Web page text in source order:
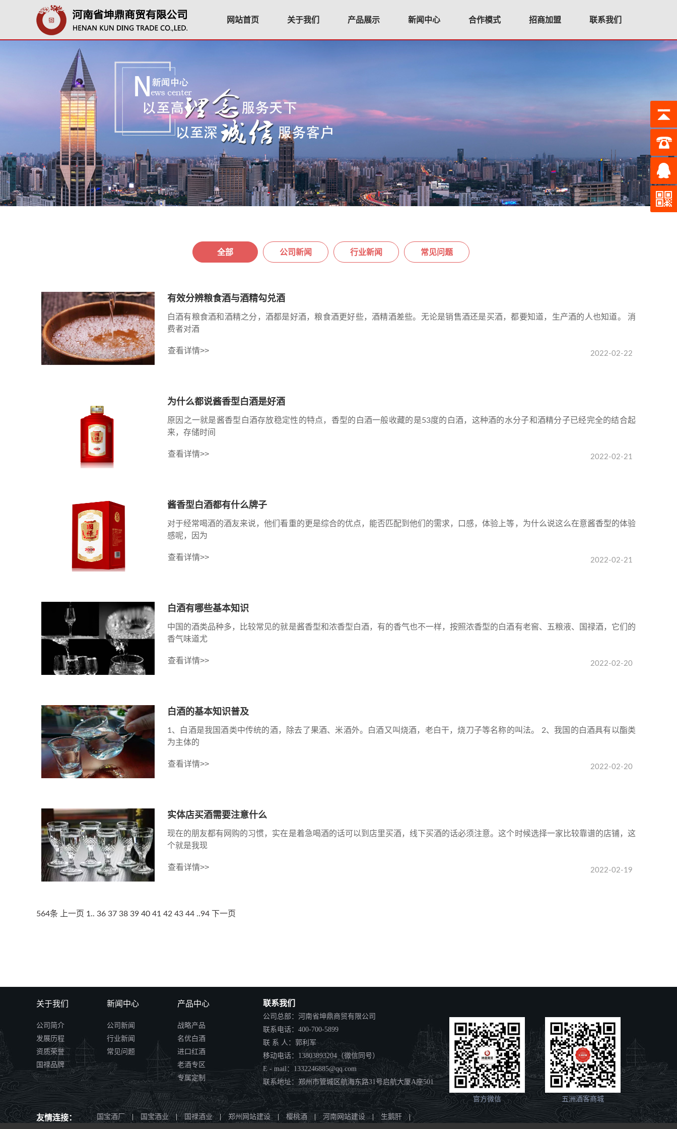
网站首页 关于我们 产品展示 新闻中心 合作模式 招商加盟 联系我们
全部 公司新闻 行业新闻 常见问题
有效分辨粮食酒与酒精勾兑酒
白酒有粮食酒和酒精之分，酒都是好酒，粮食酒更好些，酒精酒差些。无论是销售酒还是买酒，都要知道，生产酒的人也知道。 消
费者对酒
查看详情>> 2022-02-22
为什么都说酱香型白酒是好酒
原因之一就是酱香型白酒存放稳定性的特点，香型的白酒一般收藏的是53度的白酒，这种酒的水分子和酒精分子已经完全的结合起
来，存储时间
查看详情>> 2022-02-21
酱香型白酒都有什么牌子
对于经常喝酒的酒友来说，他们看重的更是综合的优点，能否匹配到他们的需求，口感，体验上等，为什么说这么在意酱香型的体验
感呢，因为
查看详情>> 2022-02-21
白酒有哪些基本知识
中国的酒类品种多，比较常见的就是酱香型和浓香型白酒，有的香气也不一样，按照浓香型的白酒有老窖、五粮液、国禄酒，它们的
香气味道尤
查看详情>> 2022-02-20
白酒的基本知识普及
1、白酒是我国酒类中传统的酒，除去了果酒、米酒外。白酒又叫烧酒，老白干，烧刀子等名称的叫法。 2、我国的白酒具有以酯类
为主体的
查看详情>> 2022-02-20
实体店买酒需要注意什么
现在的朋友都有网购的习惯，实在是着急喝酒的话可以到店里买酒，线下买酒的话必须注意。这个时候选择一家比较靠谱的店铺，这
个就是我现
查看详情>> 2022-02-19
564条 上一页 1 .. 36 37 38 39 40 41 42 43 44 ..94 下一页
关于我们
公司简介
发展历程
资质荣誉
国禄品牌
新闻中心
公司新闻
行业新闻
常见问题
产品中心
战略产品
名优白酒
进口红酒
老酒专区
专属定制
联系我们
公司总部：河南省坤鼎商贸有限公司
联系电话：400-700-5899
联 系 人：郭利军
移动电话：13803893204（微信同号）
E - mail：1332246885@qq.com
联系地址：郑州市管城区航海东路31号启航大厦A座501
官方微信 五洲酒客商城
友情连接： 国宝酒厂 | 国宝酒业 | 国禄酒业 | 郑州网站建设 樱桃酒 | 河南网站建设 | 生鹅肝 |